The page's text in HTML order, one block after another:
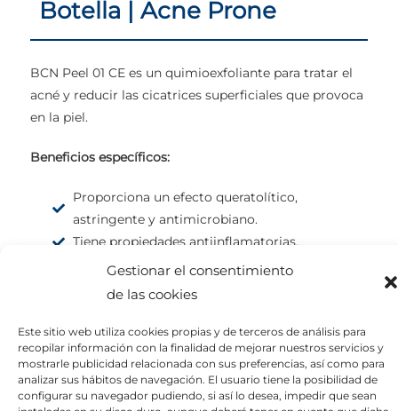
Gestionar el consentimiento
de las cookies
Este sitio web utiliza cookies propias y de terceros de análisis para
recopilar información con la finalidad de mejorar nuestros servicios y
mostrarle publicidad relacionada con sus preferencias, así como para
analizar sus hábitos de navegación. El usuario tiene la posibilidad de
configurar su navegador pudiendo, si así lo desea, impedir que sean
Botella | Acne Prone
BCN Peel 01 CE es un quimioexfoliante para tratar el
acné y reducir las cicatrices superficiales que provoca
en la piel.
Beneficios específicos:
Proporciona un efecto queratolítico,
astringente y antimicrobiano.
Tiene propiedades antiinflamatorias.
Normaliza la grasa del folículo sebáceo.
Reduce las cicatrices superficiales generadas
Previene nuevos brotes acneicos.